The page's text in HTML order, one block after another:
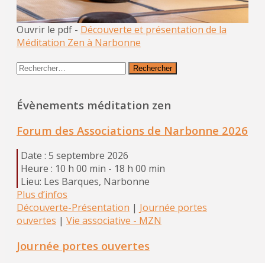
Ouvrir le pdf - Découverte et présentation de la
Méditation Zen à Narbonne
Rechercher :
Évènements méditation zen
Forum des Associations de Narbonne 2026
Date : 5 septembre 2026
Heure : 10 h 00 min - 18 h 00 min
Lieu: Les Barques, Narbonne
Plus d’infos
Découverte-Présentation | Journée portes
ouvertes | Vie associative - MZN
Journée portes ouvertes